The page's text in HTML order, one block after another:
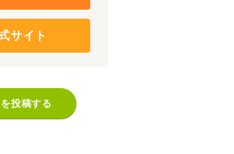
サイト
投稿する